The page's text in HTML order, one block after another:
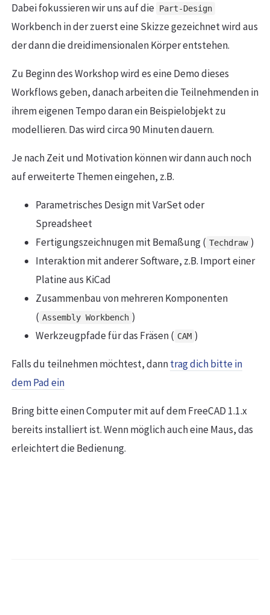
Dabei fokussieren wir uns auf die Part-Design
Workbench in der zuerst eine Skizze gezeichnet wird aus
der dann die dreidimensionalen Körper entstehen.
Zu Beginn des Workshop wird es eine Demo dieses
Workflows geben, danach arbeiten die Teilnehmenden in
ihrem eigenen Tempo daran ein Beispielobjekt zu
modellieren. Das wird circa 90 Minuten dauern.
Je nach Zeit und Motivation können wir dann auch noch
auf erweiterte Themen eingehen, z.B.
Parametrisches Design mit VarSet oder
Spreadsheet
Fertigungszeichnugen mit Bemaßung ( Techdraw )
Interaktion mit anderer Software, z.B. Import einer
Platine aus KiCad
Zusammenbau von mehreren Komponenten
( Assembly Workbench )
Werkzeugpfade für das Fräsen ( CAM )
Falls du teilnehmen möchtest, danntrag dich bitte in
dem Pad ein
Bring bitte einen Computer mit auf dem FreeCAD 1.1.x
bereits installiert ist. Wenn möglich auch eine Maus, das
erleichtert die Bedienung.